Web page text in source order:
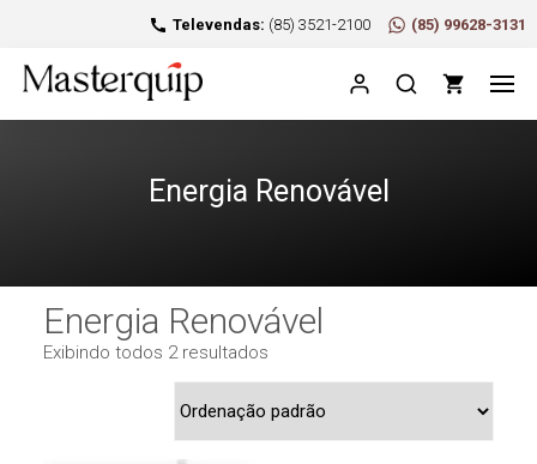
Televendas: (85) 3521-2100 (85) 99628-3131
Energia Renovável
Energia Renovável
Exibindo todos 2 resultados